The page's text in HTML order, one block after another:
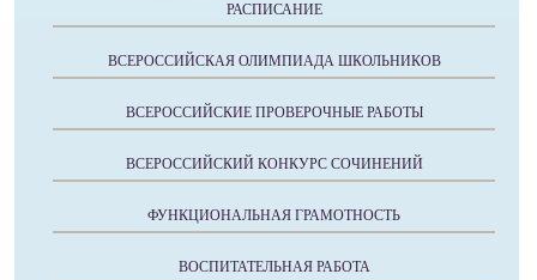
РАСПИСАНИЕ
ВСЕРОССИЙСКАЯ ОЛИМПИАДА ШКОЛЬНИКОВ
ВСЕРОССИЙСКИЕ ПРОВЕРОЧНЫЕ РАБОТЫ
ВСЕРОССИЙСКИЙ КОНКУРС СОЧИНЕНИЙ
ФУНКЦИОНАЛЬНАЯ ГРАМОТНОСТЬ
ВОСПИТАТЕЛЬНАЯ РАБОТА